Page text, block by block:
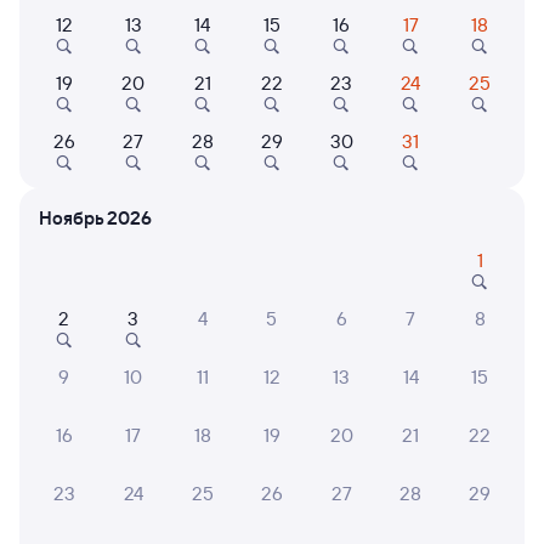
Выберите дату
016А Арктика Проходящий
Окуловка
Петрозаводск
в Мурманск
11 ч 2 м в пути
Дни следования ближайшие: 6, 7, 8 августа Маршрут
Плацкарт Купе
Самый быстрый
12 13 14 15 16 17 18
19 20 21 22 23 24 25
26 27 28 29 30 31
Ноябрь 2026
1
2 3 4 5 6 7 8
9 10 11 12 13 14 15
16 17 18 19 20 21 22
23 24 25 26 27 28 29